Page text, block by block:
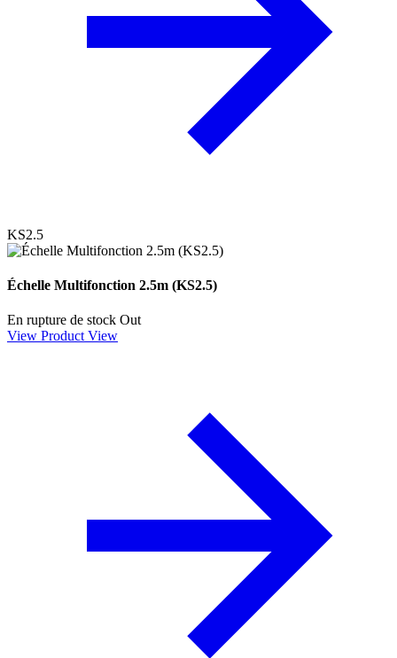
KS2.5
Échelle Multifonction 2.5m (KS2.5)
En rupture de stock Out
View Product View